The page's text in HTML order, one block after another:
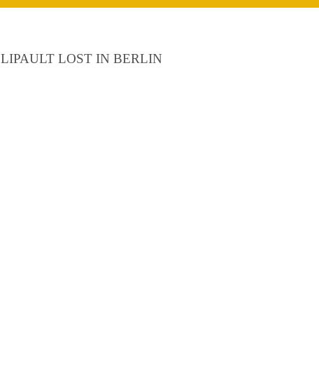
LIPAULT LOST IN BERLIN